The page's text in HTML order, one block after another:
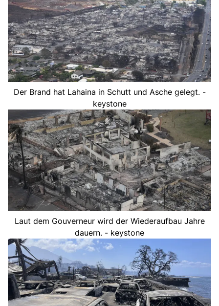
Der Brand hat Lahaina in Schutt und Asche gelegt. -
keystone
Laut dem Gouverneur wird der Wiederaufbau Jahre
dauern. - keystone